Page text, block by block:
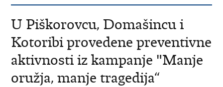
U Piškorovcu, Domašincu i
Kotoribi provedene preventivne
aktivnosti iz kampanje "Manje
oružja, manje tragedija“